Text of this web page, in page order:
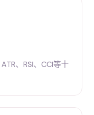
、RSI、CCI等十